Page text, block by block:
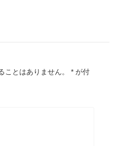
ことはありません。 * が付